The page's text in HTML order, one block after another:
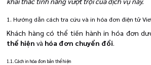
1. Hướng dẫn cách tra cứu và in hóa đơn điện tử
Khách hàng có thể tiến hành in hóa đơn
thể hiện và hóa đơn chuyển đổi.
1.1. Cách in hóa đơn bản thể hiện